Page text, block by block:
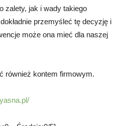
zalety, jak i wady takiego
przemyśleć tę decyzję i
może ona mieć dla naszej
również kontem firmowym.